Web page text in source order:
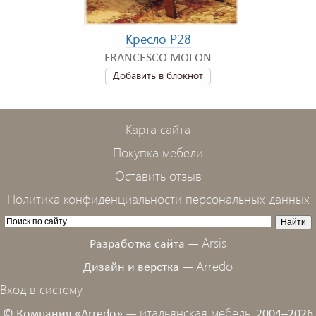
Кресло P28
FRANCESCO MOLON
Добавить в блокнот
Карта сайта
Покупка мебели
Оставить отзыв
Политика конфиденциальности персональных данных
Разработка сайта — Arsis
Дизайн и верстка — Arredo
Вход в систему
итальянская мебель,